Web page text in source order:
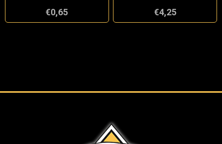
€0,65 €4,25